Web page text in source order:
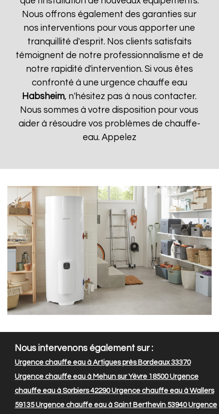
Nous offrons également des garanties sur
nos interventions pour vous apporter une
tranquillité d'esprit. Nos clients satisfaits
témoignent de notre professionnalisme et de
notre rapidité d'intervention. Si vous êtes
confronté à une urgence chauffe eau
Habsheim, n'hésitez pas à nous contacter.
Nous sommes à votre disposition pour vous
aider à résoudre vos problèmes de chauffe-
eau. Appelez
Nous intervenons également sur :
Urgence chauffe eau à Artigues près Bordeaux 33370
Urgence chauffe eau à Mehun sur Yèvre 18500Urgence
chauffe eau à Sorbiers 42290Urgence chauffe eau à Wallers
59135Urgence chauffe eau à Saint Berthevin 53940Urgence